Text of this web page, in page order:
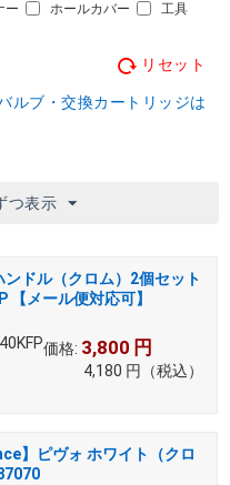
ー ホールカバー 工具
リセット
ルブ・交換カートリッジは
つ表示
ンドル（クロム）2個セット
【メール便対応可】
価格: 3,800 円
4,180 円 （税込）
】ピヴォ ホワイト（クロ